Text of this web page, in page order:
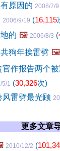
原因的 2008/7/9
2006/9/19 (16,115
的 🖼️ 2006/8/3 (
狗年挨雷劈 🖼️
官作报告两个
5/1 (30,326次)
风雷劈最光顾
更多文章
2010/12/2 (